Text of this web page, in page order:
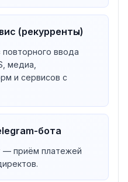
Также
со смартфона.
или готовые модули
популярные
для оплаты,
На сайте заявлено
— docs.robokassa.ru).
оплаты по
(рекурренты)
повторного ввода
медиа,
и сервисов с
бота
— приём платежей